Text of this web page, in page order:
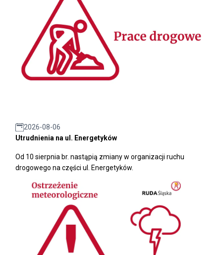
2026-08-06
Utrudnienia na ul. Energetyków
Od 10 sierpnia br. nastąpią zmiany w organizacji ruchu
drogowego na części ul. Energetyków.